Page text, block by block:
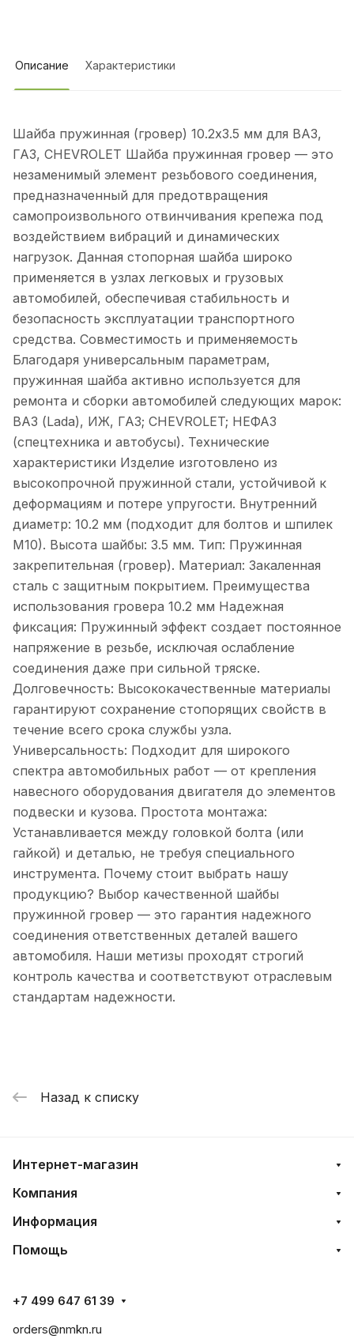
Описание Характеристики
Шайба пружинная (гровер) 10.2х3.5 мм для ВАЗ,
ГАЗ, CHEVROLET Шайба пружинная гровер — это
незаменимый элемент резьбового соединения,
предназначенный для предотвращения
самопроизвольного отвинчивания крепежа под
воздействием вибраций и динамических
нагрузок. Данная стопорная шайба широко
применяется в узлах легковых и грузовых
автомобилей, обеспечивая стабильность и
безопасность эксплуатации транспортного
средства. Совместимость и применяемость
Благодаря универсальным параметрам,
пружинная шайба активно используется для
ремонта и сборки автомобилей следующих марок:
ВАЗ (Lada), ИЖ, ГАЗ; CHEVROLET; НЕФАЗ
(спецтехника и автобусы). Технические
характеристики Изделие изготовлено из
высокопрочной пружинной стали, устойчивой к
деформациям и потере упругости. Внутренний
диаметр: 10.2 мм (подходит для болтов и шпилек
М10). Высота шайбы: 3.5 мм. Тип: Пружинная
закрепительная (гровер). Материал: Закаленная
сталь с защитным покрытием. Преимущества
использования гровера 10.2 мм Надежная
фиксация: Пружинный эффект создает постоянное
напряжение в резьбе, исключая ослабление
соединения даже при сильной тряске.
Долговечность: Высококачественные материалы
гарантируют сохранение стопорящих свойств в
течение всего срока службы узла.
Универсальность: Подходит для широкого
спектра автомобильных работ — от крепления
навесного оборудования двигателя до элементов
подвески и кузова. Простота монтажа:
Устанавливается между головкой болта (или
гайкой) и деталью, не требуя специального
инструмента. Почему стоит выбрать нашу
продукцию? Выбор качественной шайбы
пружинной гровер — это гарантия надежного
соединения ответственных деталей вашего
автомобиля. Наши метизы проходят строгий
контроль качества и соответствуют отраслевым
стандартам надежности.
Назад к списку
Интернет-магазин
Компания
Информация
Помощь
+7 499 647 61 39
orders@nmkn.ru